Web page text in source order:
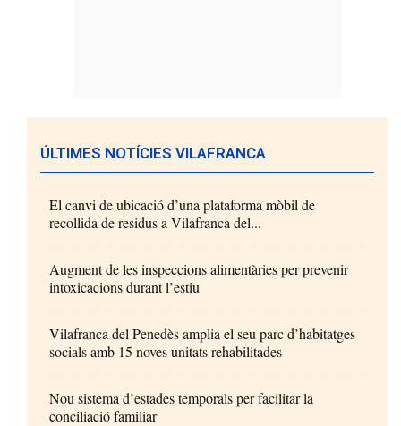
ÚLTIMES NOTÍCIES VILAFRANCA
El canvi de ubicació d’una plataforma mòbil de
recollida de residus a Vilafranca del...
Augment de les inspeccions alimentàries per prevenir
intoxicacions durant l’estiu
Vilafranca del Penedès amplia el seu parc d’habitatges
socials amb 15 noves unitats rehabilitades
Nou sistema d’estades temporals per facilitar la
conciliació familiar